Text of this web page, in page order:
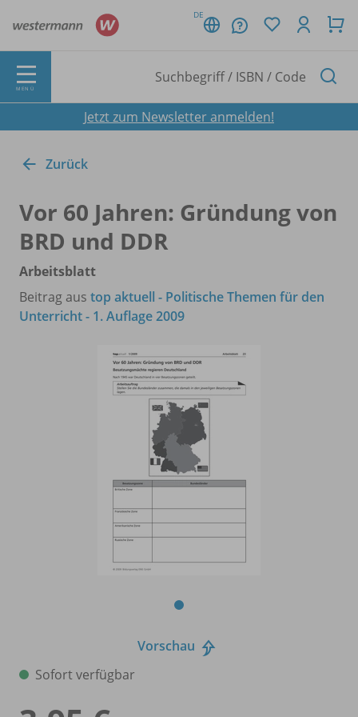
DE
MENÜ
Jetzt zum Newsletter anmelden!
Zurück
Vor 60 Jahren: Gründung von
BRD und DDR
Arbeitsblatt
Beitrag aus top aktuell - Politische Themen für den
Unterricht - 1. Auflage 2009
Vorschau
Sofort verfügbar